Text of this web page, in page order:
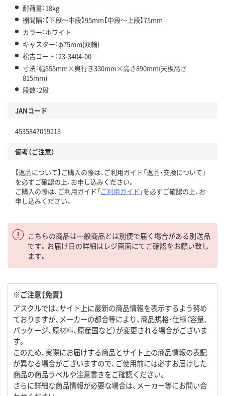
耐荷重：18kg
棚間隔：【下段～中段】95mm【中段～上段】75mm
カラー：ホワイト
キャスター：φ75mm(双輪)
松吉コード：23-3404-00
寸法：幅555mm×奥行き330mm×高さ890mm(天板高さ
815mm)
段数：2段
JANコード
4535847019213
備考（ご注意）
【返品について】ご購入の際は、ご利用ガイド「返品・交換について」
を必ずご確認の上、お申し込みください。
ご購入の際は、ご利用ガイド「ご利用ガイド 」を必ずご確認の上、お
申し込みください。
こちらの商品は一般商品とは別便で届く場合がある別送品
です。お届け日の詳細はレジ画面にてご確認をお願い致し
ます。
※ご注意【免責】
アスクルでは、サイト上に最新の商品情報を表示するよう努め
ておりますが、メーカーの都合等により、商品規格・仕様（容量、
パッケージ、原材料、原産国など）が変更される場合がございま
す。
このため、実際にお届けする商品とサイト上の商品情報の表記
が異なる場合がございますので、ご使用前には必ずお届けした
商品の商品ラベルや注意書きをご確認ください。
さらに詳細な商品情報が必要な場合は、メーカー等にお問い合